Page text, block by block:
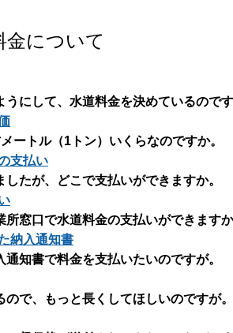
について
うにして、水道料金を決めているのです
ートル（1トン）いくらなのですか。
支払い
たが、どこで支払いができますか。
所窓口で水道料金の支払いができますか
納入通知書
知書で料金を支払いたいのですが。
で、もっと長くしてほしいのですが。